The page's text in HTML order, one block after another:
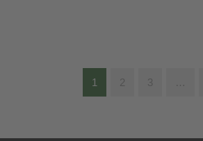
1 2 3 …